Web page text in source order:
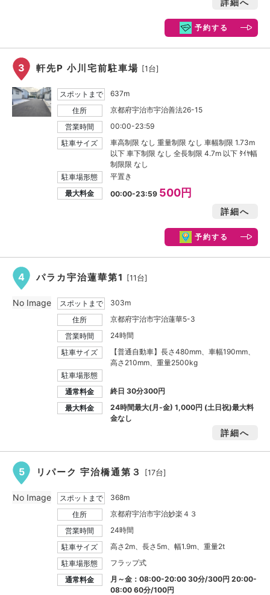
予約する
3 軒先P 小川宅前駐車場 [1台]
スポットまで
637m
住所
京都府宇治市宇治善法26-15
営業時間
00:00-23:59
駐車サイズ
車高制限 なし 重量制限 なし 車幅制限 1.73m
以下 車下制限 なし 全長制限 4.7m 以下 ﾀｲﾔ幅
制限限 なし
駐車場形態
平置き
最大料金
00:00-23:59 500円
詳細へ
予約する
4 パラカ宇治蓮華第1 [11台]
スポットまで
303m
住所
京都府宇治市宇治蓮華5-3
営業時間
24時間
駐車サイズ
【普通自動車】長さ480mm、車幅190mm、
高さ210mm、重量2500kg
駐車場形態
通常料金
終日 30分300円
最大料金
24時間最大(月-金)1,000円 (土日祝)最大料
金なし
詳細へ
No Image
5 リパーク 宇治橋通第３ [17台]
スポットまで
368m
住所
京都府宇治市宇治妙楽４３
営業時間
24時間
駐車サイズ
高さ2m、長さ5m、幅1.9m、重量2t
駐車場形態
フラップ式
通常料金
月～金：08:00-20:00 30分/300円 20:00-
08:00 60分/100円
No Image